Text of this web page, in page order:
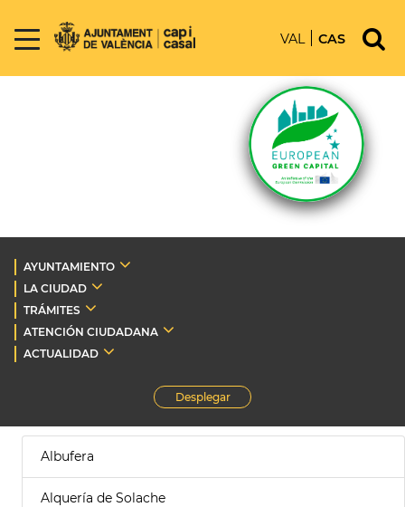
VAL CAS
AYUNTAMIENTO
LA CIUDAD
TRÁMITES
ATENCIÓN CIUDADANA
ACTUALIDAD
Desplegar
Albufera
Alquería de Solache